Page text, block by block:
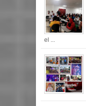
el ...